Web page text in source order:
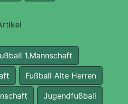
1.Mannschaft
Fußball Alte Herren
Jugendfußball